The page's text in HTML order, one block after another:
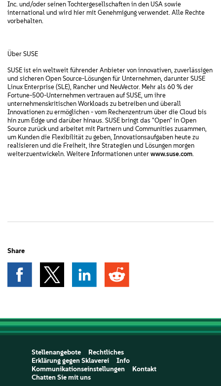
Inc. und/oder seinen Tochtergesellschaften in den USA sowie
international und wird hier mit Genehmigung verwendet. Alle Rechte
vorbehalten.
Über SUSE
SUSE ist ein weltweit führender Anbieter von innovativen, zuverlässigen
und sicheren Open Source-Lösungen für Unternehmen, darunter SUSE
Linux Enterprise (SLE), Rancher und NeuVector. Mehr als 60 % der
Fortune-500-Unternehmen vertrauen auf SUSE, um ihre
unternehmenskritischen Workloads zu betreiben und überall
Innovationen zu ermöglichen - vom Rechenzentrum über die Cloud bis
hin zum Edge und darüber hinaus. SUSE bringt das "Open" in Open
Source zurück und arbeitet mit Partnern und Communities zusammen,
um Kunden die Flexibilität zu geben, Innovationsaufgaben heute zu
realisieren und die Freiheit, ihre Strategien und Lösungen morgen
weiterzuentwickeln. Weitere Informationen unter www.suse.com.
Share
Stellenangebote
Rechtliches
Erklärung gegen Sklaverei
Info
Kommunikationseinstellungen
Kontakt
Chatten Sie mit uns